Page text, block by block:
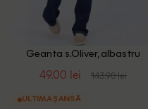
Geanta s.Oliver, albastru
49.00 lei 143.90 lei
ULTIMA ȘANSĂ